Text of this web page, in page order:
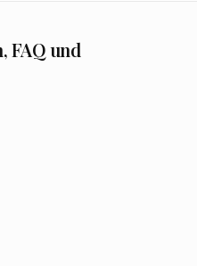
FAQ und